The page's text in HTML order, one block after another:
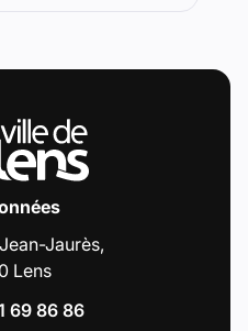
Jaurès,
Lens
69 86 86